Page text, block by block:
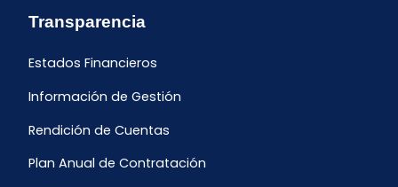
Transparencia
Estados Financieros
Información de Gestión
Rendición de Cuentas
Plan Anual de Contratación